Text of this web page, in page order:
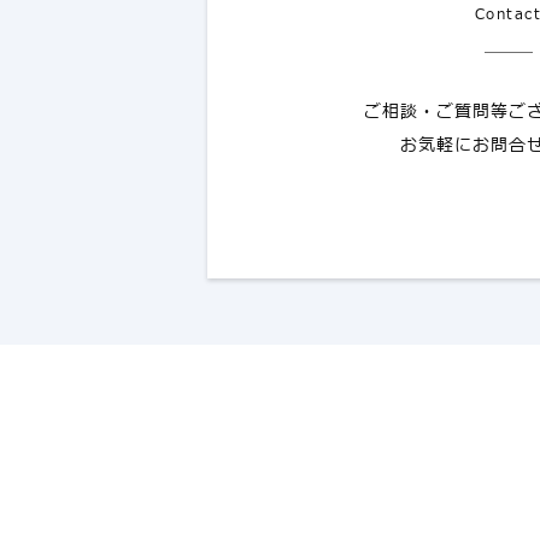
ご相談・ご質問等ご
お気軽にお問合